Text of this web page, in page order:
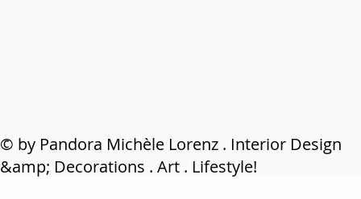
© by Pandora Michèle Lorenz . Interior Design
&amp; Decorations . Art . Lifestyle!